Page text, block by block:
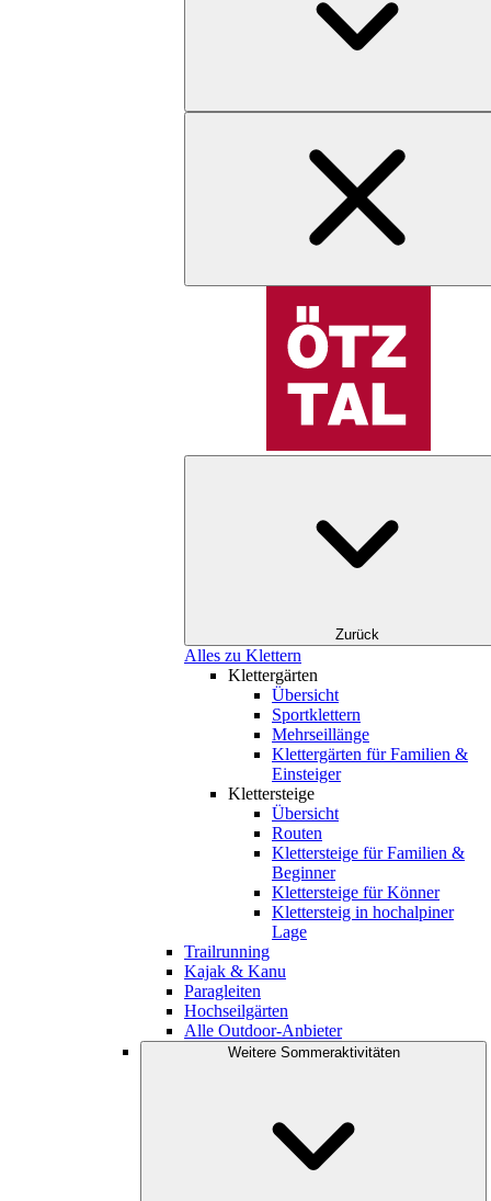
Zurück
Alles zu Klettern
Klettergärten
Übersicht
Sportklettern
Mehrseillänge
Klettergärten für Familien &
Einsteiger
Klettersteige
Übersicht
Routen
Klettersteige für Familien &
Beginner
Klettersteige für Könner
Klettersteig in hochalpiner
Lage
Trailrunning
Kajak & Kanu
Paragleiten
Hochseilgärten
Alle Outdoor-Anbieter
Weitere Sommeraktivitäten